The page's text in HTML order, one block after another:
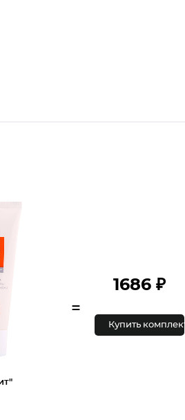
=
1686 ₽
Купить комплект